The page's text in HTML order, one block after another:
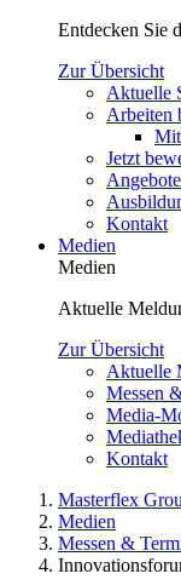
Entdecken Sie
Zur Übersicht
Aktuelle
Arbeiten
Jetzt
Kontakt
Medien
Medien
Aktuelle
Zur Übersicht
Aktuelle
Messen
Media-
Kontakt
Masterflex
Medien
Messen &